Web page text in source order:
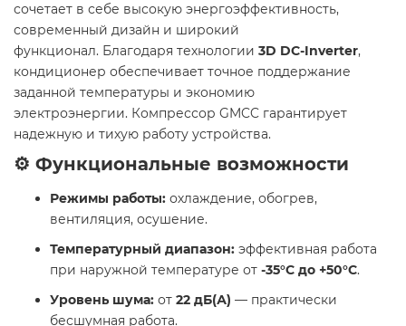
сочетает в себе высокую энергоэффективность,
современный дизайн и широкий
функционал. Благодаря технологии 3D DC-Inverter,
кондиционер обеспечивает точное поддержание
заданной температуры и экономию
электроэнергии. Компрессор GMCC гарантирует
надежную и тихую работу устройства.​
⚙️ Функциональные возможности
Режимы работы: охлаждение, обогрев,
вентиляция, осушение.
Температурный диапазон: эффективная работа
при наружной температуре от -35°C до +50°C.
Уровень шума: от 22 дБ(А) — практически
бесшумная работа.